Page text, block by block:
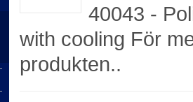
40043 -
with cooling För
produkten..